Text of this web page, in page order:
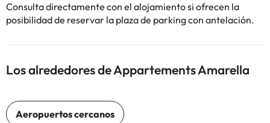
Consulta directamente con el alojamiento si ofrecen la
posibilidad de reservar la plaza de parking con antelación.
Los alrededores de Appartements Amarella